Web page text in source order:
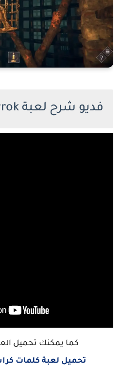
فديو شرح لعبة Morrok للكمبيوتر
كما يمكنك تحميل
تحميل لعبة كلمات